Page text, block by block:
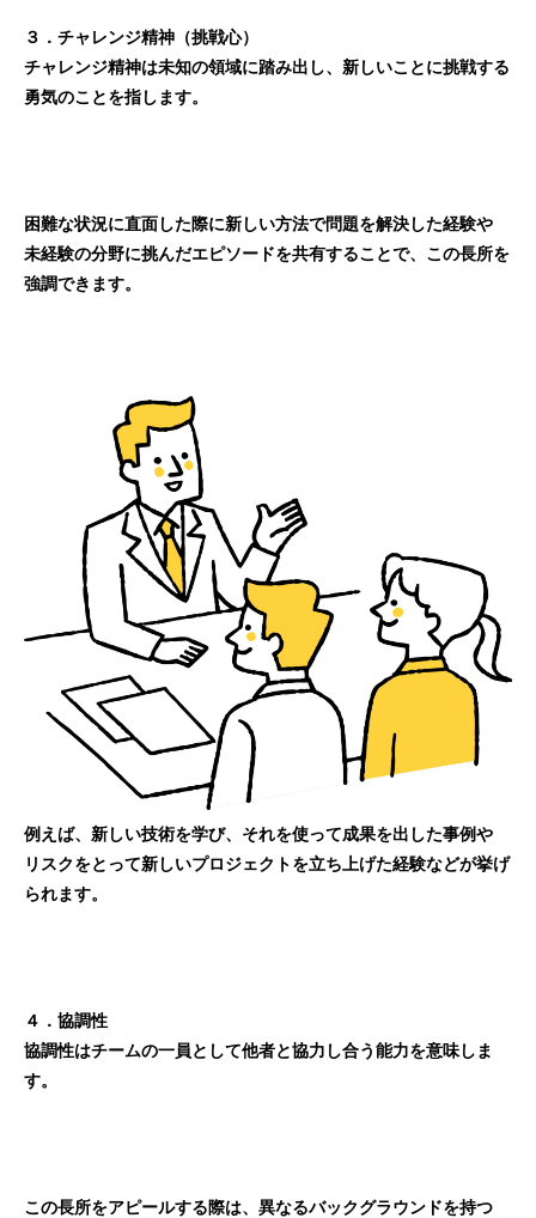
３．チャレンジ精神（挑戦心）
チャレンジ精神は未知の領域に踏み出し、新しいことに挑戦する
勇気のことを指します。
困難な状況に直面した際に新しい方法で問題を解決した経験や
未経験の分野に挑んだエピソードを共有することで、この長所を
強調できます。
例えば、新しい技術を学び、それを使って成果を出した事例や
リスクをとって新しいプロジェクトを立ち上げた経験などが挙げ
られます。
４．協調性
協調性はチームの一員として他者と協力し合う能力を意味しま
す。
この長所をアピールする際は、異なるバックグラウンドを持つ